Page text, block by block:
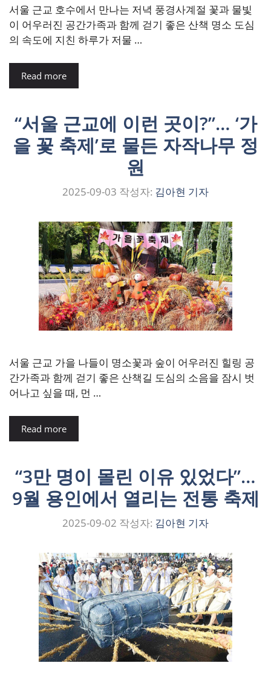
서울 근교 호수에서 만나는 저녁 풍경사계절 꽃과 물빛
이 어우러진 공간가족과 함께 걷기 좋은 산책 명소 도심
의 속도에 지친 하루가 저물 …
Read more
“서울 근교에 이런 곳이?”… ‘가
을 꽃 축제’로 물든 자작나무 정
원
2025-09-03 작성자: 김아현 기자
서울 근교 가을 나들이 명소꽃과 숲이 어우러진 힐링 공
간가족과 함께 걷기 좋은 산책길 도심의 소음을 잠시 벗
어나고 싶을 때, 먼 …
Read more
“3만 명이 몰린 이유 있었다”…
9월 용인에서 열리는 전통 축제
2025-09-02 작성자: 김아현 기자